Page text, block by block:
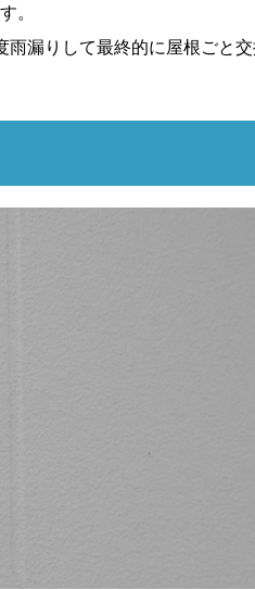
。
漏りして最終的に屋根ごと